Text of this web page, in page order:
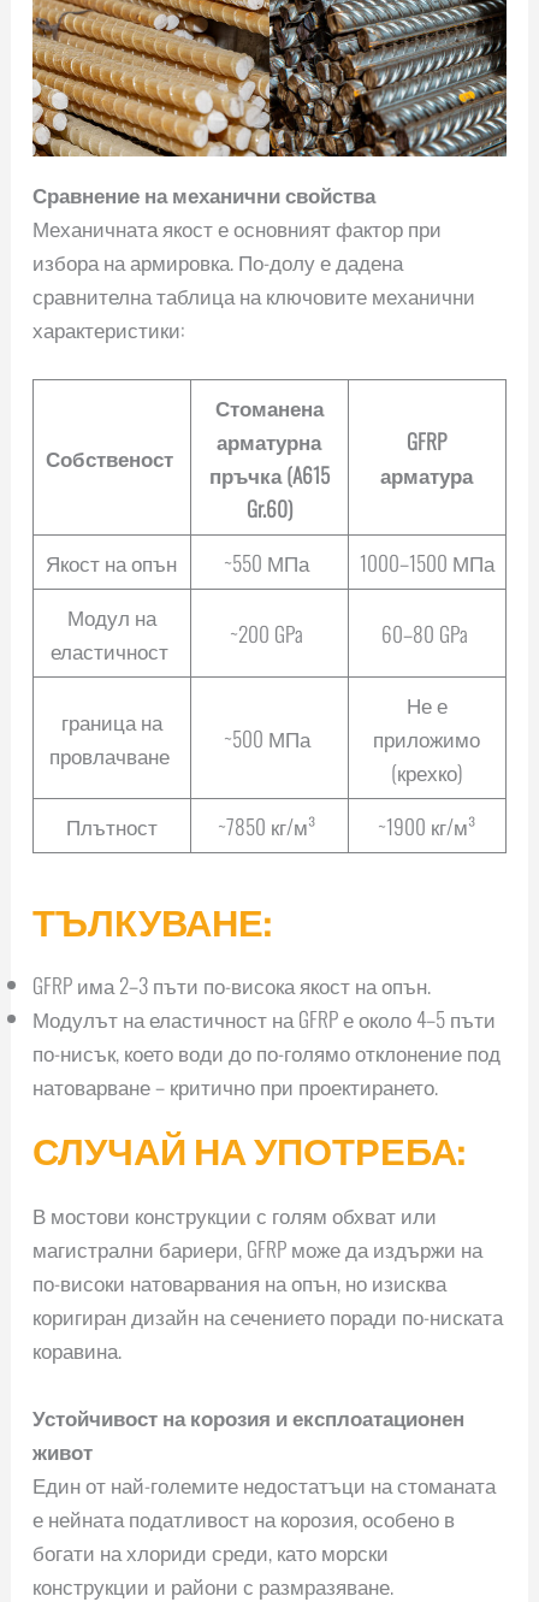
Сравнение на механични свойства
Механичната якост е основният фактор при
избора на армировка. По-долу е дадена
сравнителна таблица на ключовите механични
характеристики:
Собственост
Стоманена
арматурна
пръчка (A615
Gr.60)
GFRP
арматура
Якост на опън ~550 МПа
1000–1500 МПа
Модул на
еластичност
~200 GPa 60–80 GPa
граница на
провлачване
~500 МПа
Не е
приложимо
(крехко)
Плътност
~7850 кг/м³ ~1900 кг/м³
ТЪЛКУВАНЕ:
GFRP има 2–3 пъти по-висока якост на опън.
Модулът на еластичност на GFRP е около 4–5 пъти
по-нисък, което води до по-голямо отклонение под
натоварване – критично при проектирането.
СЛУЧАЙ НА УПОТРЕБА:
В мостови конструкции с голям обхват или
магистрални бариери, GFRP може да издържи на
по-високи натоварвания на опън, но изисква
коригиран дизайн на сечението поради по-ниската
коравина.
Устойчивост на корозия и експлоатационен
живот
Един от най-големите недостатъци на стоманата
е нейната податливост на корозия, особено в
богати на хлориди среди, като морски
конструкции и райони с размразяване.